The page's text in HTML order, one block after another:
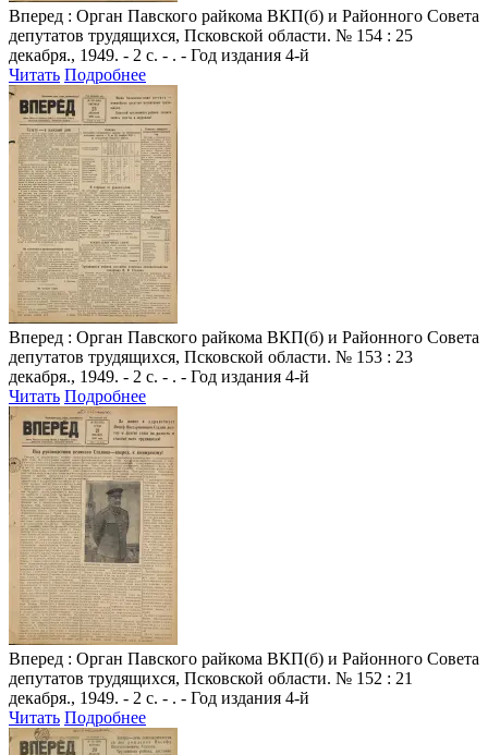
Вперед : Орган Павского райкома ВКП(б) и Районного Совета
депутатов трудящихся, Псковской области. № 154 : 25
декабря., 1949. - 2 с. - . - Год издания 4-й
Читать Подробнее
Вперед : Орган Павского райкома ВКП(б) и Районного Совета
депутатов трудящихся, Псковской области. № 153 : 23
декабря., 1949. - 2 с. - . - Год издания 4-й
Читать Подробнее
Вперед : Орган Павского райкома ВКП(б) и Районного Совета
депутатов трудящихся, Псковской области. № 152 : 21
декабря., 1949. - 2 с. - . - Год издания 4-й
Читать Подробнее